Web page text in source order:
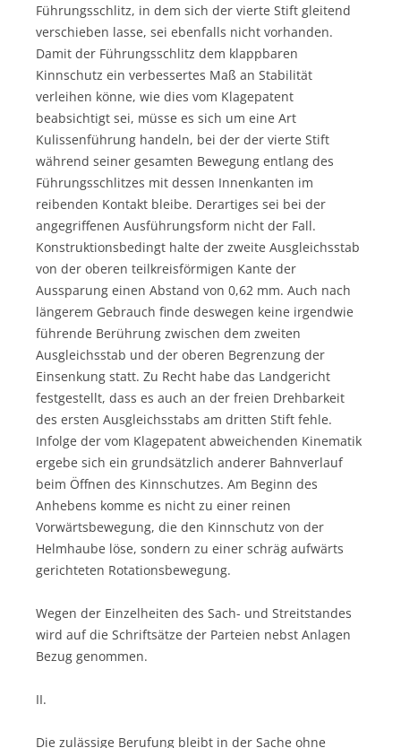
Führungsschlitz, in dem sich der vierte Stift gleitend
verschieben lasse, sei ebenfalls nicht vorhanden.
Damit der Führungsschlitz dem klappbaren
Kinnschutz ein verbessertes Maß an Stabilität
verleihen könne, wie dies vom Klagepatent
beabsichtigt sei, müsse es sich um eine Art
Kulissenführung handeln, bei der der vierte Stift
während seiner gesamten Bewegung entlang des
Führungsschlitzes mit dessen Innenkanten im
reibenden Kontakt bleibe. Derartiges sei bei der
angegriffenen Ausführungsform nicht der Fall.
Konstruktionsbedingt halte der zweite Ausgleichsstab
von der oberen teilkreisförmigen Kante der
Aussparung einen Abstand von 0,62 mm. Auch nach
längerem Gebrauch finde deswegen keine irgendwie
führende Berührung zwischen dem zweiten
Ausgleichsstab und der oberen Begrenzung der
Einsenkung statt. Zu Recht habe das Landgericht
festgestellt, dass es auch an der freien Drehbarkeit
des ersten Ausgleichsstabs am dritten Stift fehle.
Infolge der vom Klagepatent abweichenden Kinematik
ergebe sich ein grundsätzlich anderer Bahnverlauf
beim Öffnen des Kinnschutzes. Am Beginn des
Anhebens komme es nicht zu einer reinen
Vorwärtsbewegung, die den Kinnschutz von der
Helmhaube löse, sondern zu einer schräg aufwärts
gerichteten Rotationsbewegung.
Wegen der Einzelheiten des Sach- und Streitstandes
wird auf die Schriftsätze der Parteien nebst Anlagen
Bezug genommen.
II.
Die zulässige Berufung bleibt in der Sache ohne